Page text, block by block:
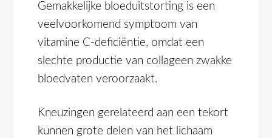
Gemakkelijke bloeduitstorting is een
veelvoorkomend symptoom van
vitamine C-deficiëntie, omdat een
slechte productie van collageen zwakke
bloedvaten veroorzaakt.
Kneuzingen gerelateerd aan een tekort
kunnen grote delen van het lichaam